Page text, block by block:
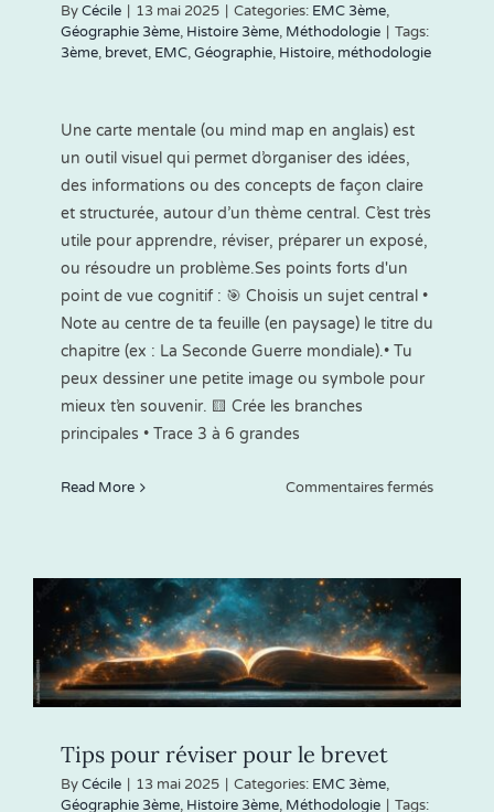
ByCécile | 13 mai 2025 | Categories: EMC 3ème,
Géographie 3ème, Histoire 3ème, Méthodologie | Tags:
3ème, brevet, EMC,Géographie, Histoire, méthodologie
Une carte mentale (ou mind map en anglais) est
un outil visuel qui permet d’organiser des idées,
des informations ou des concepts de façon claire
et structurée, autour d’un thème central. C’est très
utile pour apprendre, réviser, préparer un exposé,
ou résoudre un problème.Ses points forts d'un
point de vue cognitif : 🎯 Choisis un sujet central •
Note au centre de ta feuille (en paysage) le titre du
chapitre (ex : La Seconde Guerre mondiale).• Tu
peux dessiner une petite image ou symbole pour
mieux t’en souvenir. 🟨 Crée les branches
principales • Trace 3 à 6 grandes
Read More Commentaires ferméssur
Tips pour réviser pour le brevet
ByCécile | 13 mai 2025 | Categories: EMC 3ème,
Géographie 3ème, Histoire 3ème, Méthodologie | Tags: